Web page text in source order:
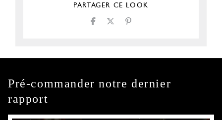
PARTAGER CE LOOK
Pré-commander notre dernier
rapport